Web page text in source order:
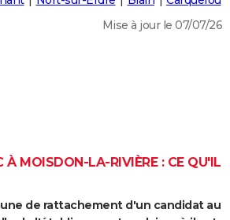
Mise à jour le 07/07/26
À MOISDON-LA-RIVIÈRE : CE QU'IL
de rattachement d'un candidat au